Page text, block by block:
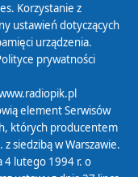
Korzystanie z
ustawień dotyczących
urządzenia.
prywatności
element Serwisów
których producentem
z siedzibą w Warszawie.
4 lutego 1994 r. o